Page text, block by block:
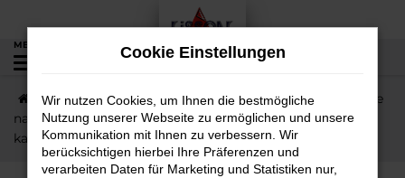
Zum
Hauptinhalt
springen
MENÜ
Startseite Münzenberg Mitsubishi
Kurze Wege
nach Münzenberg – jetzt Mitsubishi Outlander günstig
kaufen
Cookie Einstellungen
Wir nutzen Cookies, um Ihnen die bestmögliche
Nutzung unserer Webseite zu ermöglichen und unsere
Kommunikation mit Ihnen zu verbessern. Wir
berücksichtigen hierbei Ihre Präferenzen und
verarbeiten Daten für Marketing und Statistiken nur,